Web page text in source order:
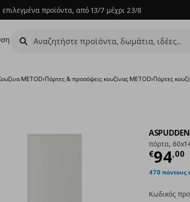
προϊόντα, από 13/7 μέχρι 23/8
METOD›Πόρτες & προσόψεις κουζίνας METOD›Πόρτες
ASPUDDEN
πόρτα,
€94,00
470 πόντους
Κωδικός